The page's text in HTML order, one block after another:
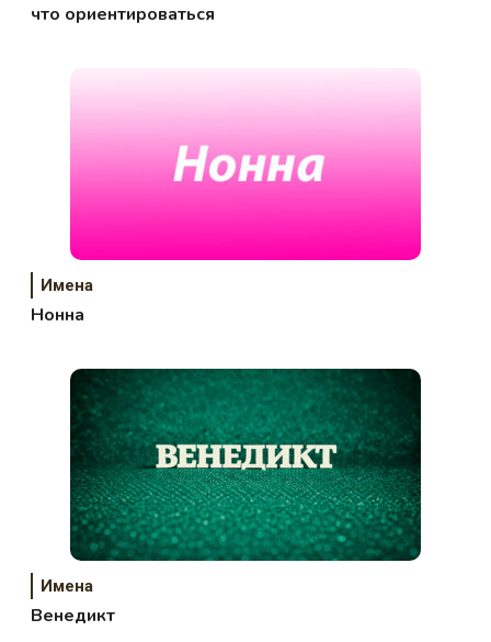
что ориентироваться
Имена
Нонна
Имена
Венедикт